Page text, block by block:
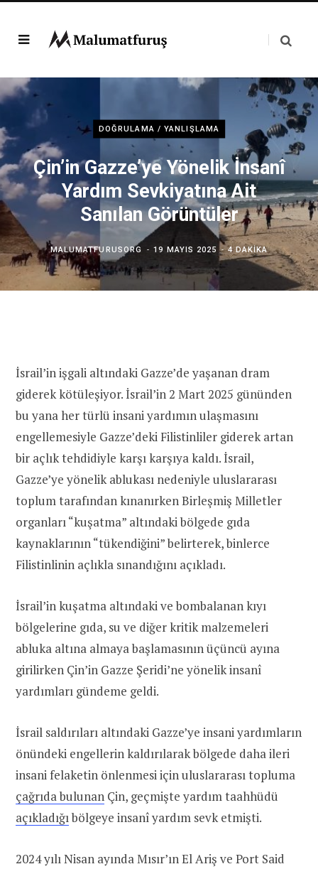
DOĞRULAMA / YANLIŞLAMA
Çin’in Gazze’ye Yönelik İnsanî
Yardım Sevkiyatına Ait
Sanılan Görüntüler
MALUMATFURUSORG 19 MAYIS 2025 4 DAKIKA
İsrail’in işgali altındaki Gazze’de yaşanan dram
giderek kötüleşiyor. İsrail’in 2 Mart 2025 gününden
bu yana her türlü insani yardımın ulaşmasını
engellemesiyle Gazze’deki Filistinliler giderek artan
bir açlık tehdidiyle karşı karşıyakaldı. İsrail,
Gazze’ye yönelik ablukası nedeniyle uluslararası
toplum tarafından kınanırkenBirleşmiş Milletler
organları “kuşatma” altındaki bölgede gıda
kaynaklarının “tükendiğini” belirterek, binlerce
Filistinlinin açlıkla sınandığını açıkladı.
İsrail’inkuşatma altındaki ve bombalanan kıyı
bölgelerine gıda, su ve diğer kritik malzemeleri
abluka altına almaya başlamasının üçüncü ayına
girilirken Çin’in Gazze Şeridi’ne yönelik insanî
yardımları gündeme geldi.
İsrail saldırıları altındaki Gazze’ye insani yardımların
önündeki engellerin kaldırılarak bölgede daha ileri
insani felaketin önlenmesi için uluslararası topluma
çağrıda bulunan Çin, geçmişte yardım taahhüdü
açıkladığıbölgeye insanî yardım sevk etmişti.
2024 yılı Nisan ayında Mısır’ın El Ariş ve Port Said